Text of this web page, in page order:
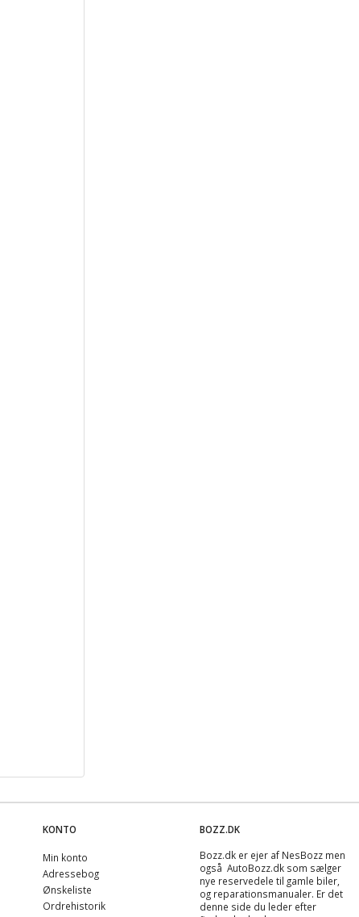
KONTO
Min konto
Adressebog
Ønskeliste
Ordrehistorik
BOZZ.DK
Bozz.dk er ejer af NesBozz men
også AutoBozz.dk som sælger
nye reservedele til gamle biler,
og reparationsmanualer. Er det
denne side du leder efter